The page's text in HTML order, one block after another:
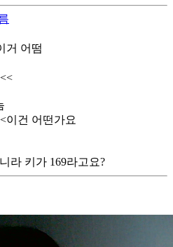
거 어떰
이건 어떤가요
라 키가 169라고요?